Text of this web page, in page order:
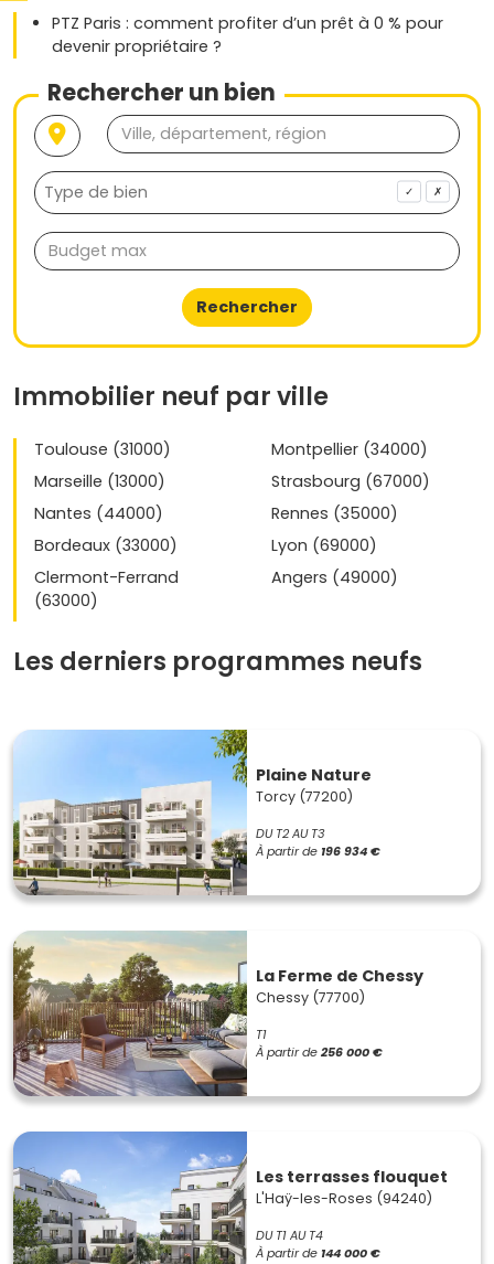
PTZ Paris : comment profiter d’un prêt à 0 % pour
devenir propriétaire ?
Rechercher un bien
✓ ✗
Rechercher
Immobilier neuf par ville
Toulouse (31000)
Montpellier (34000)
Marseille (13000)
Strasbourg (67000)
Nantes (44000)
Rennes (35000)
Bordeaux (33000)
Lyon (69000)
Clermont-Ferrand
(63000)
Angers (49000)
Les derniers programmes neufs
Plaine Nature
Torcy (77200)
DU T2 AU T3
À partir de 196 934 €
La Ferme de Chessy
Chessy (77700)
T1
À partir de256 000 €
Les terrasses flouquet
L'Haÿ-les-Roses (94240)
DU T1 AU T4
À partir de 144 000 €